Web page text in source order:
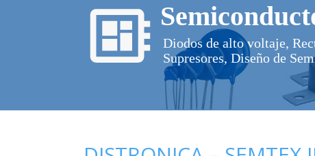
Diodos de alto voltaje,
Supresores, Diseño de